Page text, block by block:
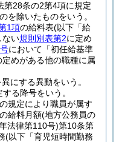
第28条の2第4項に規定
を除いたものをいう。
1項の給料表(以下「給
ない規則別表第2に定め
において「初任給基準
めがある他の職種に属
にする異動をいう。
する降号をいう。
の規定により職員が属す
給料月額(地方公務員の
法律第110号)第10条第
(以下「育児短時間勤務